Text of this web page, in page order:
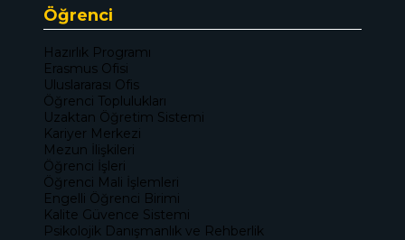
Öğrenci
Hazırlık Programı
Erasmus Ofisi
Uluslararası Ofis
Öğrenci Toplulukları
Uzaktan Öğretim Sistemi
Kariyer Merkezi
Mezun İlişkileri
Öğrenci İşleri
Öğrenci Mali İşlemleri
Engelli Öğrenci Birimi
Kalite Güvence Sistemi
Psikolojik Danışmanlık ve Rehberlik